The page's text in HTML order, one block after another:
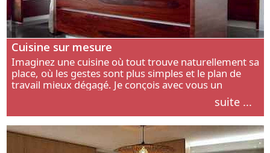
Cuisine sur mesure
Imaginez une cuisine où tout trouve naturellement sa
place, où les gestes sont plus simples et le plan de
travail mieux dégagé. Je conçois avec vous un
aménagement adapté à votre manière de cuisiner, de
suite ...